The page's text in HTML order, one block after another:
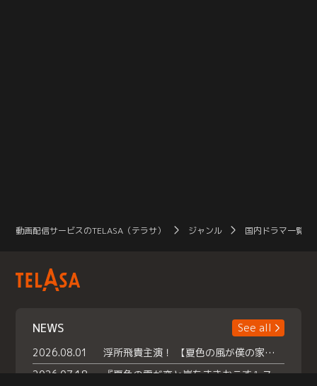
動画配信サービスのTELASA（テラサ） ジャンル 国内ドラマ一覧（
NEWS
See all
2026.08.01
浮所飛貴主演！ 【夏色の風が僕の家にやってきた】 本日よりテラサで独占配信スタート！
2026.07.18
『夏色の雲が恋と嵐をまきおこす』スペシャルメイキング 【Part1】2026年７月18日（土）23時30分～配信スタート！話題のシーンの裏側を大公開！豪華キャスト大集合！ 『武宮家 真夏の家族会議』開催！